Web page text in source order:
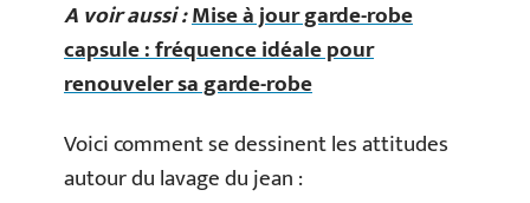
A voir aussi :Mise à jour garde-robe
capsule : fréquence idéale pour
renouveler sa garde-robe
Voici comment se dessinent les attitudes
autour du lavage du jean :